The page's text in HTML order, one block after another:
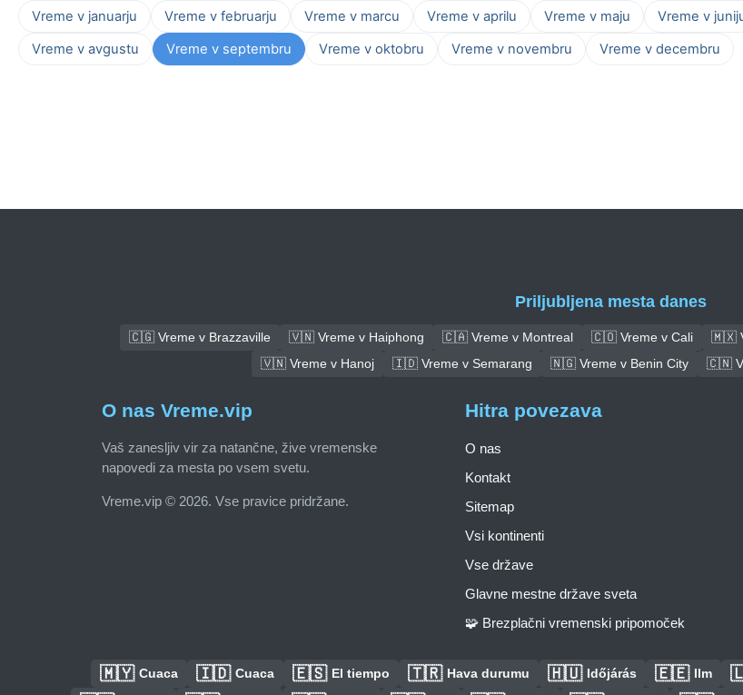
Vreme v januarju Vreme v februarju Vreme v marcu Vreme v aprilu Vreme v maju Vreme v
Vreme v avgustu
Vreme v septembru Vreme v oktobru Vreme v novembru Vreme v decembru
Priljubljena mesta danes
🇨🇬 Vreme v Brazzaville 🇻🇳 Vreme v Haiphong 🇨🇦 Vreme v Montreal 🇨🇴 Vreme v Cali 🇲🇽
🇻🇳 Vreme v Hanoj
🇮🇩 Vreme v Semarang 🇳🇬 Vreme v Benin City 🇨🇳
O nas Vreme.vip
Vaš zanesljiv vir za natančne, žive vremenske
napovedi za mesta po vsem svetu.
Vreme.vip © 2026. Vse pravice pridržane.
Hitra povezava
O nas
Kontakt
Sitemap
Vsi kontinenti
Vse države
Glavne mestne države sveta
🧩 Brezplačni vremenski pripomoček
🇲🇾 Cuaca 🇮🇩 Cuaca 🇪🇸 El tiempo 🇹🇷 Hava durumu 🇭🇺 Időjárás 🇪🇪 Ilm